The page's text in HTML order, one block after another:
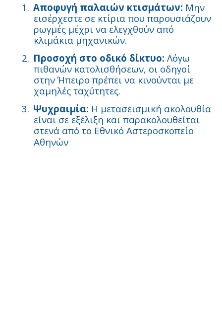
1. Αποφυγή παλαιών κτισμάτων: Μην
εισέρχεστε σε κτίρια που παρουσιάζουν
ρωγμές μέχρι να ελεγχθούν από
κλιμάκια μηχανικών.
2. Προσοχή στο οδικό δίκτυο: Λόγω
πιθανών κατολισθήσεων, οι οδηγοί
στην Ήπειρο πρέπει να κινούνται με
χαμηλές ταχύτητες.
3. Ψυχραιμία: Η μετασεισμική ακολουθία
είναι σε εξέλιξη και παρακολουθείται
στενά από το Εθνικό Αστεροσκοπείο
Αθηνών